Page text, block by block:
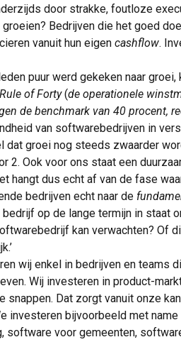
door strakke, foutloze
Bedrijven die het goed
vanuit hun eigen cashflow.
puur werd gekeken naar
Rule of Forty(de operationele
de benchmark van 40 procent,
van softwarebedrijven in
groei nog steeds zwaarder
Ook voor ons staat een
hangt dus echt af van de fase
bedrijven echt naar de
op de lange termijn in staat
kan verwachten? Of
wij enkel in bedrijven en teams
Wij investeren in product-
snappen. Dat zorgt vanuit onze
investeren bijvoorbeeld met
voor gemeenten,